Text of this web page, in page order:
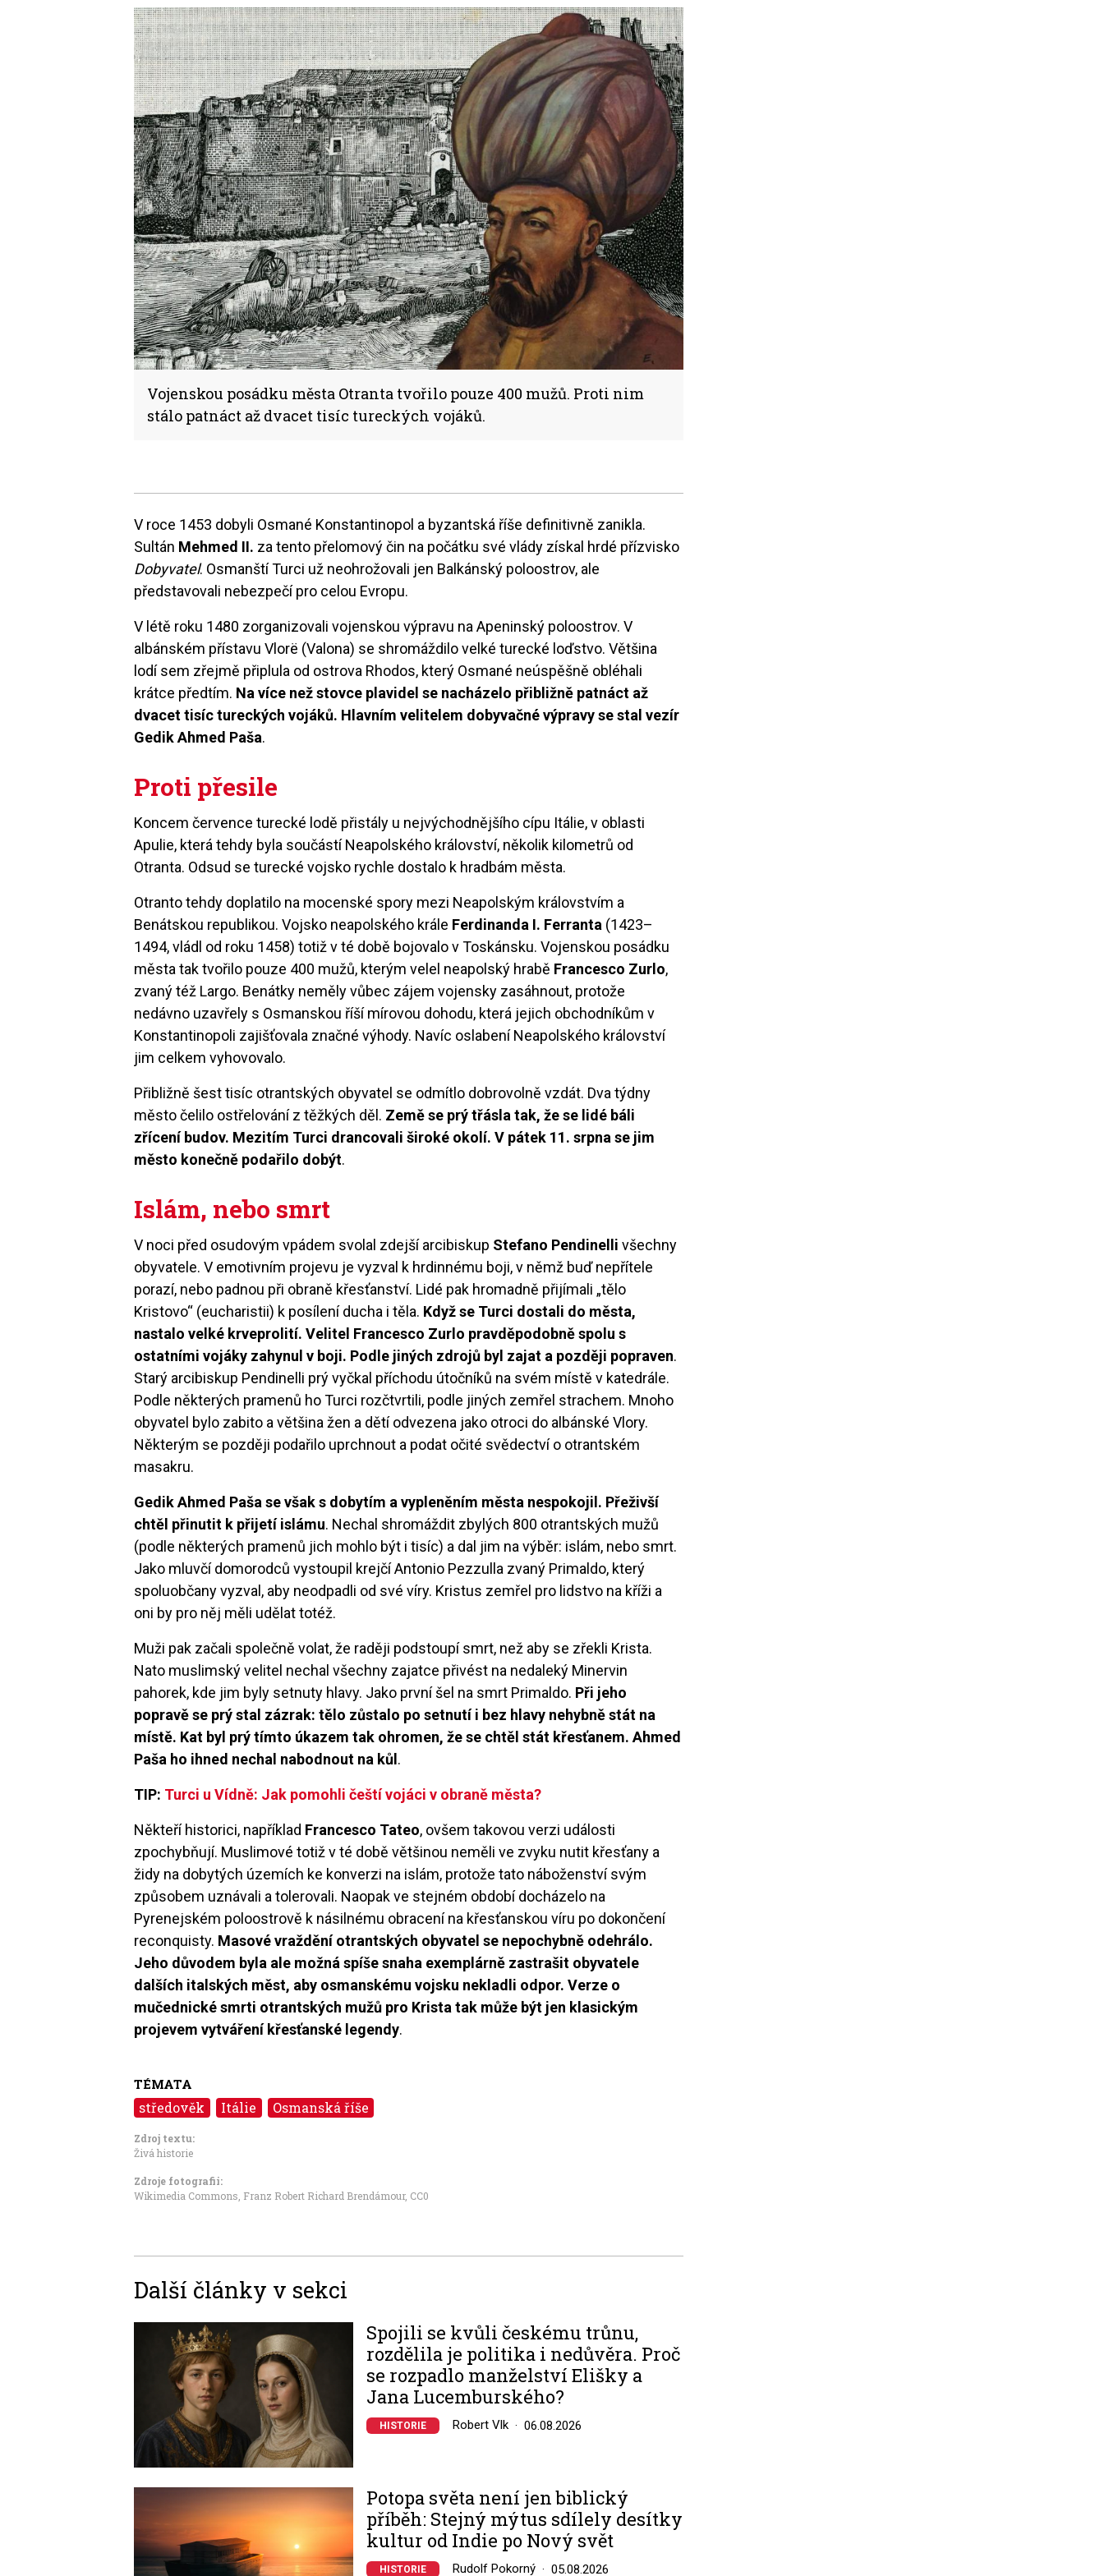
Vojenskou posádku města Otranta tvořilo pouze 400 mužů. Proti nim
stálo patnáct až dvacet tisíc tureckých vojáků.
V roce 1453 dobyli Osmané Konstantinopol a byzantská říše definitivně zanikla.
Sultán Mehmed II. za tento přelomový čin na počátku své vlády získal hrdé přízvisko
Dobyvatel. Osmanští Turci už neohrožovali jen Balkánský poloostrov, ale
představovali nebezpečí pro celou Evropu.
V létě roku 1480 zorganizovali vojenskou výpravu na Apeninský poloostrov. V
albánském přístavu Vlorë (Valona) se shromáždilo velké turecké loďstvo. Většina
lodí sem zřejmě připlula od ostrova Rhodos, který Osmané neúspěšně obléhali
krátce předtím. Na více než stovce plavidel se nacházelo přibližně patnáct až
dvacet tisíc tureckých vojáků. Hlavním velitelem dobyvačné výpravy se stal vezír
Gedik Ahmed Paša.
Proti přesile
Koncem července turecké lodě přistály u nejvýchodnějšího cípu Itálie, v oblasti
Apulie, která tehdy byla součástí Neapolského království, několik kilometrů od
Otranta. Odsud se turecké vojsko rychle dostalo k hradbám města.
Otranto tehdy doplatilo na mocenské spory mezi Neapolským královstvím a
Benátskou republikou. Vojsko neapolského krále Ferdinanda I. Ferranta (1423–
1494, vládl od roku 1458) totiž v té době bojovalo v Toskánsku. Vojenskou posádku
města tak tvořilo pouze 400 mužů, kterým velel neapolský hrabě Francesco Zurlo,
zvaný též Largo. Benátky neměly vůbec zájem vojensky zasáhnout, protože
nedávno uzavřely s Osmanskou říší mírovou dohodu, která jejich obchodníkům v
Konstantinopoli zajišťovala značné výhody. Navíc oslabení Neapolského království
jim celkem vyhovovalo.
Přibližně šest tisíc otrantských obyvatel se odmítlo dobrovolně vzdát. Dva týdny
město čelilo ostřelování z těžkých děl. Země se prý třásla tak, že se lidé báli
zřícení budov. Mezitím Turci drancovali široké okolí. V pátek 11. srpna se jim
město konečně podařilo dobýt.
Islám, nebo smrt
V noci před osudovým vpádem svolal zdejší arcibiskup Stefano Pendinelli všechny
obyvatele. V emotivním projevu je vyzval k hrdinnému boji, v němž buď nepřítele
porazí, nebo padnou při obraně křesťanství. Lidé pak hromadně přijímali „tělo
Kristovo“ (eucharistii) k posílení ducha i těla. Když se Turci dostali do města,
nastalo velké krveprolití. Velitel Francesco Zurlo pravděpodobně spolu s
ostatními vojáky zahynul v boji. Podle jiných zdrojů byl zajat a později popraven.
Starý arcibiskup Pendinelli prý vyčkal příchodu útočníků na svém místě v katedrále.
Podle některých pramenů ho Turci rozčtvrtili, podle jiných zemřel strachem. Mnoho
obyvatel bylo zabito a většina žen a dětí odvezena jako otroci do albánské Vlory.
Některým se později podařilo uprchnout a podat očité svědectví o otrantském
masakru.
Gedik Ahmed Paša se však s dobytím a vypleněním města nespokojil. Přeživší
chtěl přinutit k přijetí islámu. Nechal shromáždit zbylých 800 otrantských mužů
(podle některých pramenů jich mohlo být i tisíc) a dal jim na výběr: islám, nebo smrt.
Jako mluvčí domorodců vystoupil krejčí Antonio Pezzulla zvaný Primaldo, který
spoluobčany vyzval, aby neodpadli od své víry. Kristus zemřel pro lidstvo na kříži a
oni by pro něj měli udělat totéž.
Muži pak začali společně volat, že raději podstoupí smrt, než aby se zřekli Krista.
Nato muslimský velitel nechal všechny zajatce přivést na nedaleký Minervin
pahorek, kde jim byly setnuty hlavy. Jako první šel na smrt Primaldo. Při jeho
popravě se prý stal zázrak: tělo zůstalo po setnutí i bez hlavy nehybně stát na
místě. Kat byl prý tímto úkazem tak ohromen, že se chtěl stát křesťanem. Ahmed
Paša ho ihned nechal nabodnout na kůl .
TIP: Turci u Vídně: Jak pomohli čeští vojáci v obraně města?
Někteří historici, například Francesco Tateo, ovšem takovou verzi události
zpochybňují. Muslimové totiž v té době většinou neměli ve zvyku nutit křesťany a
židy na dobytých územích ke konverzi na islám, protože tato náboženství svým
způsobem uznávali a tolerovali. Naopak ve stejném období docházelo na
Pyrenejském poloostrově k násilnému obracení na křesťanskou víru po dokončení
reconquisty. Masové vraždění otrantských obyvatel se nepochybně odehrálo.
Jeho důvodem byla ale možná spíše snaha exemplárně zastrašit obyvatele
dalších italských měst, aby osmanskému vojsku nekladli odpor. Verze o
mučednické smrti otrantských mužů pro Krista tak může být jen klasickým
projevem vytváření křesťanské legendy.
TÉMATA
středověk Itálie Osmanská říše
Zdroj textu:
Živá historie
Zdroje fotografii:
Wikimedia Commons, Franz Robert Richard Brendámour, CC0
Další články v sekci
Spojili se kvůli českému trůnu,
rozdělila je politika i nedůvěra. Proč
se rozpadlo manželství Elišky a
Jana Lucemburského?
HISTORIE Robert Vlk 06.08.2026
Potopa světa není jen biblický
příběh: Stejný mýtus sdílely desítky
kultur od Indie po Nový svět
HISTORIE Rudolf Pokorný 05.08.2026